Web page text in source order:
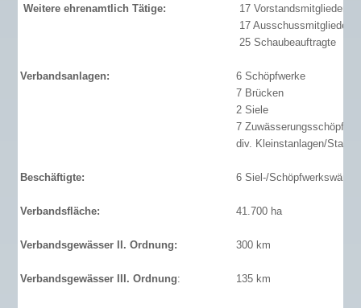
Weitere ehrenamtlich Tätige:
17 Vorstandsmitglieder
17 Ausschussmitglieder
25 Schaubeauftragte
Verbandsanlagen:
6 Schöpfwerke
7 Brücken
2 Siele
7
div. Kleinstanlagen/
Beschäftigte: 6 Siel-/Schöpfwerkswärter
Verbandsfläche: 41.700 ha
Verbandsgewässer II. Ordnung: 300 km
Verbandsgewässer III. Ordnung: 135 km